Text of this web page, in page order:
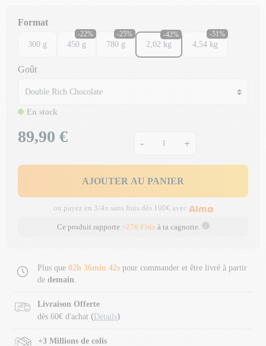
Format
300 g
-22%
450 g
-25%
780 g
-42%
2,02 kg
-51%
4,54 kg
Goût
En stock
Prix
89,90 € - +
AJOUTER AU PANIER
ou payez en 3/4x sans frais dès 100€ avec
Ce produit rapporte +270 Fitizà ta cagnotte.
Plus que 02h 36min 42s pour commander et être livré à partir
de demain.
Livraison Offerte
dès 60€ d'achat ( Détails)
+3 Millions de colis